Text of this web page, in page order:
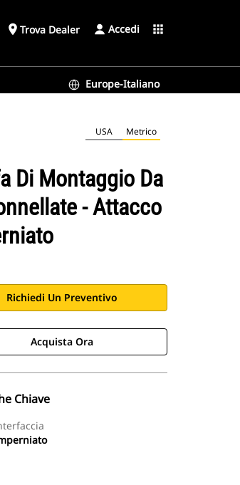
place Trova Dealer Accedi apps
Europe-Italiano
USA Metrico
Di Montaggio Da
- Attacco
Richiedi Un Preventivo
Acquista Ora
Chiave